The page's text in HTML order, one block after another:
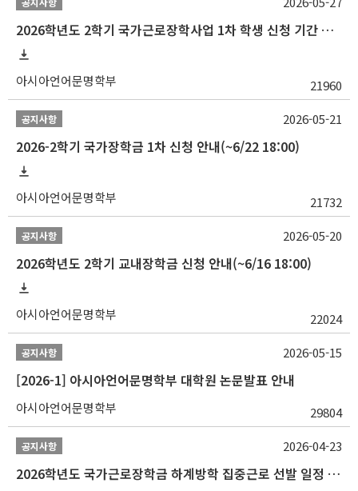
2026학년도 2학기 국가근로장학사업 1차 학생 신청 기간 안내
아시아언어문명학부 21960
공지사항
2026-2학기 국가장학금 1차 신청 안내(~6/22 18:00)
아시아언어문명학부 21732
2026-05-21
공지사항
2026학년도 2학기 교내장학금 신청 안내(~6/16 18:00)
아시아언어문명학부 22024
2026-05-20
공지사항
[2026-1] 아시아언어문명학부 대학원 논문발표 안내
아시아언어문명학부 29804
2026-05-15
공지사항
2026학년도 국가근로장학금 하계방학 집중근로 선발 일정 안내
2026-04-23